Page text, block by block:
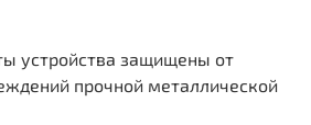
устройства защищены от
прочной металлической